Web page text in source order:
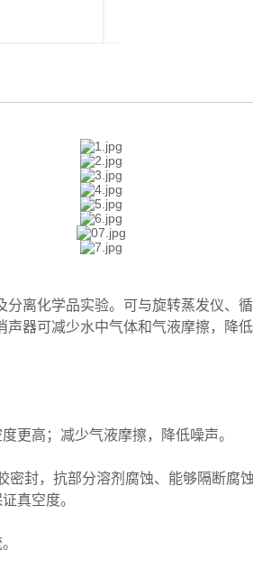
分离化学品实验。可与旋转蒸发仪、
器可减少水中气体和气液摩擦，降
更高；减少气液摩擦，降低噪声。
密封，抗部分溶剂腐蚀、能够隔断腐
真空度。